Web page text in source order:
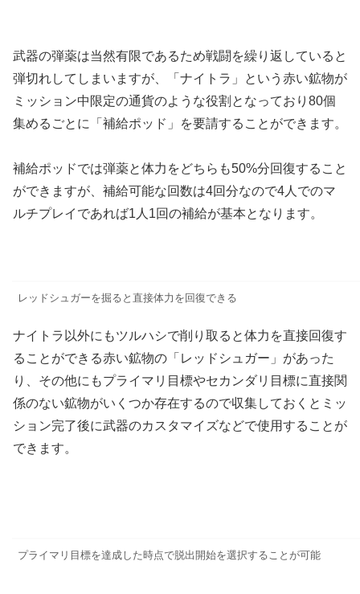
武器の弾薬は当然有限であるため戦闘を繰り返していると
弾切れしてしまいますが、「ナイトラ」という赤い鉱物が
ミッション中限定の通貨のような役割となっており80個
集めるごとに「補給ポッド」を要請することができます。
補給ポッドでは弾薬と体力をどちらも50%分回復すること
ができますが、補給可能な回数は4回分なので4人でのマ
ルチプレイであれば1人1回の補給が基本となります。
レッドシュガーを掘ると直接体力を回復できる
ナイトラ以外にもツルハシで削り取ると体力を直接回復す
ることができる赤い鉱物の「レッドシュガー」があった
り、その他にもプライマリ目標やセカンダリ目標に直接関
係のない鉱物がいくつか存在するので収集しておくとミッ
ション完了後に武器のカスタマイズなどで使用することが
できます。
プライマリ目標を達成した時点で脱出開始を選択することが可能